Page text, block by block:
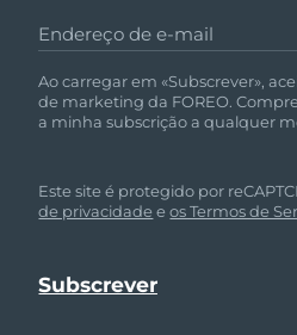
Endereço de e-mail
Ao carregar em «Subscrever»,
de marketing da FOREO.
a minha subscrição a qualquer
Este site é protegido por
de privacidade eos Termos de